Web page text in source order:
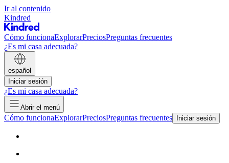
Ir al contenido
Kindred
Cómo funcionaExplorarPreciosPreguntas frecuentes
¿Es mi casa adecuada?
español
Iniciar sesión
¿Es mi casa adecuada?
Abrir el menú
Cómo funcionaExplorarPreciosPreguntas frecuentes Iniciar sesión